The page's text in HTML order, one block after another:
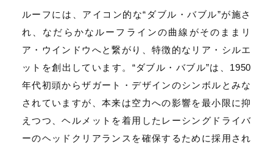
ルーフには、アイコン的な“ダブル・バブル”が施さ
れ、なだらかなルーフラインの曲線がそのままリ
ア・ウインドウへと繋がり、特徴的なリア・シルエ
ットを創出しています。“ダブル・バブル”は、1950
年代初頭からザガート・デザインのシンボルとみな
されていますが、本来は空力への影響を最小限に抑
えつつ、ヘルメットを着用したレーシングドライバ
ーのヘッドクリアランスを確保するために採用され